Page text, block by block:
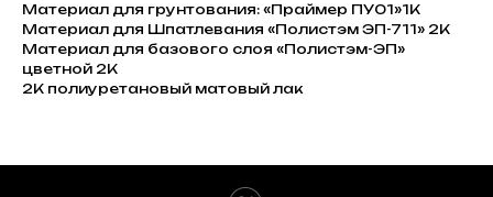
Материал для грунтования: «Праймер ПУ01»1К
Материал для Шпатлевания «Полистэм ЭП-711» 2К
Материал для базового слоя «Полистэм-ЭП»
цветной 2К
2К полиуретановый матовый лак